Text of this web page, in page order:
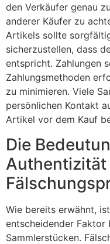
den Verkäufer genau
anderer Käufer zu
Artikels sollte
sicherzustellen, dass
entspricht. Zahlungen
Zahlungsmethoden
zu minimieren. Viele
persönlichen Kontakt
Artikel vor dem Kauf
Die
Authentizität
Wie bereits erwähnt,
entscheidender
Sammlerstücken.